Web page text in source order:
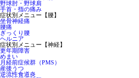
野球肘・野球肩
手首・指の痛み
症状別メニュー【腰】
坐骨神経痛
腰痛
ぎっくり腰
ヘルニア
症状別メニュー【神経】
更年期障害
めまい
月経前症候群（PMS）
産後うつ
逆流性食道炎